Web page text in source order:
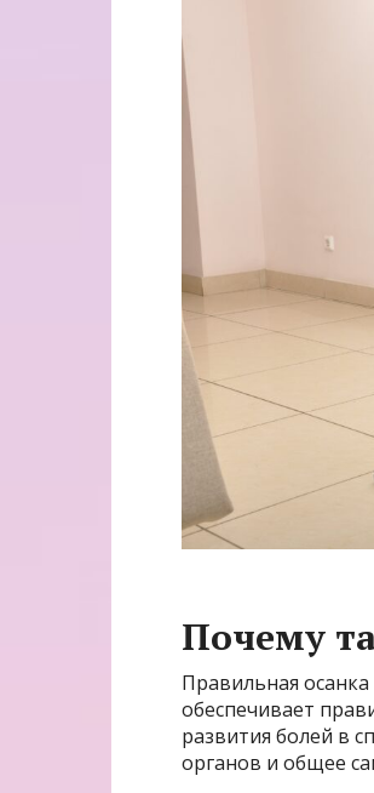
Почему
Правильная
обеспечивает
развития болей в
органов и общее